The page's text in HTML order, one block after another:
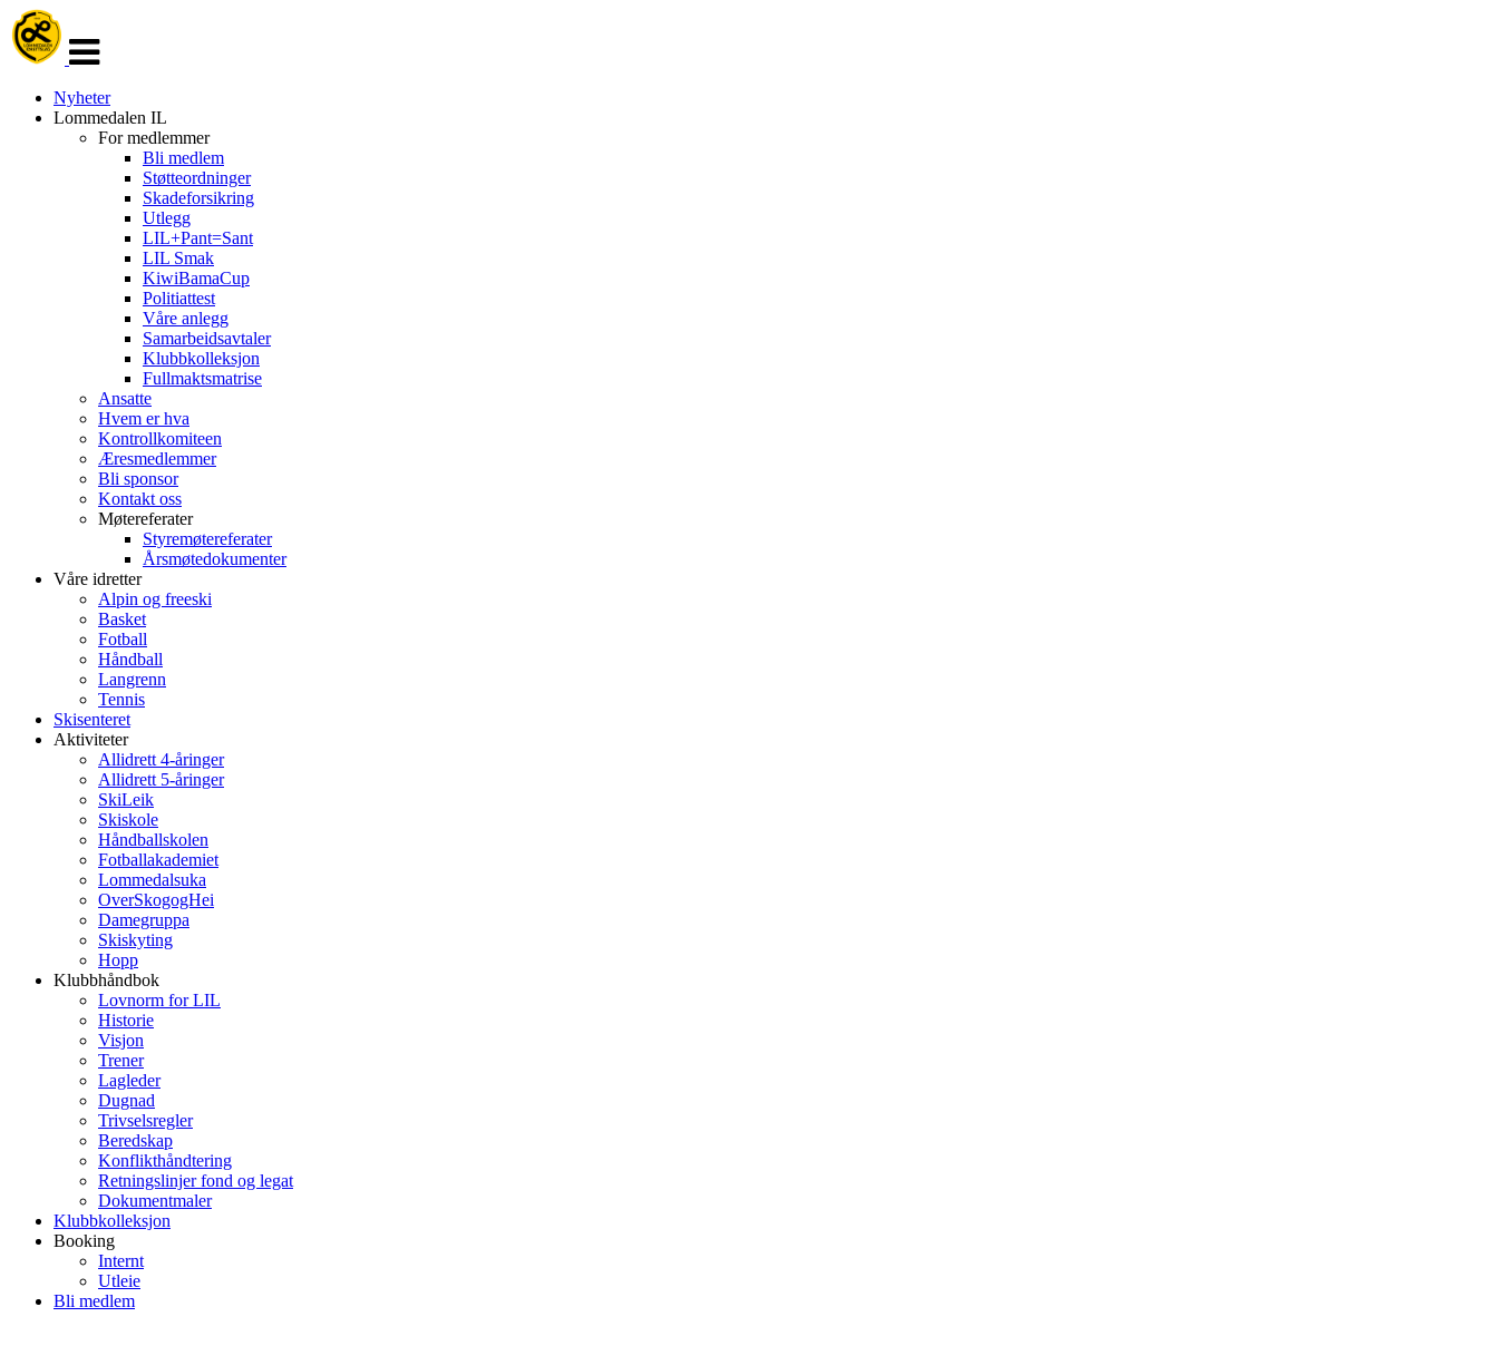
navigasjon
Nyheter
Lommedalen IL
For medlemmer
Bli medlem
Støtteordninger
Skadeforsikring
Utlegg
LIL+Pant=Sant
LIL Smak
KiwiBamaCup
Politiattest
Våre anlegg
Samarbeidsavtaler
Klubbkolleksjon
Fullmaktsmatrise
Ansatte
Hvem er hva
Kontrollkomiteen
Æresmedlemmer
Bli sponsor
Kontakt oss
Møtereferater
Styremøtereferater
Årsmøtedokumenter
Våre idretter
Alpin og freeski
Basket
Fotball
Håndball
Langrenn
Tennis
Skisenteret
Aktiviteter
Allidrett 4-åringer
Allidrett 5-åringer
SkiLeik
Skiskole
Håndballskolen
Fotballakademiet
Lommedalsuka
OverSkogogHei
Damegruppa
Skiskyting
Hopp
Klubbhåndbok
Lovnorm for LIL
Historie
Visjon
Trener
Lagleder
Dugnad
Trivselsregler
Beredskap
Konflikthåndtering
Retningslinjer fond og legat
Dokumentmaler
Klubbkolleksjon
Booking
Internt
Utleie
Bli medlem